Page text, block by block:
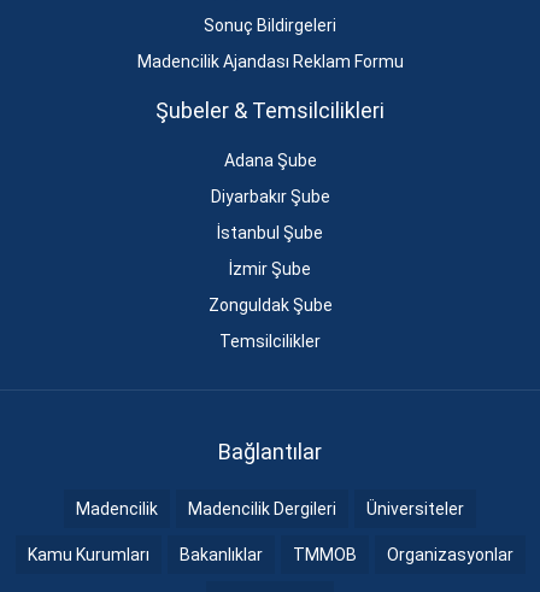
Sonuç Bildirgeleri
Madencilik Ajandası Reklam Formu
Şubeler & Temsilcilikleri
Adana Şube
Diyarbakır Şube
İstanbul Şube
İzmir Şube
Zonguldak Şube
Temsilcilikler
Bağlantılar
Madencilik Madencilik Dergileri Üniversiteler
Kamu Kurumları Bakanlıklar TMMOB Organizasyonlar